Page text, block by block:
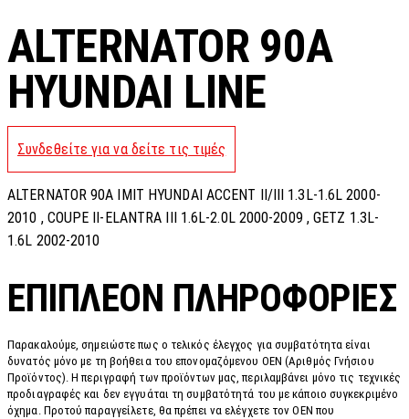
ALTERNATOR 90A
HYUNDAI LINE
Συνδεθείτε για να δείτε τις τιμές
ALTERNATOR 90A IMIT HYUNDAI ACCENT II/III 1.3L-1.6L 2000-
2010 , COUPE II-ELANTRA III 1.6L-2.0L 2000-2009 , GETZ 1.3L-
1.6L 2002-2010
ΕΠΙΠΛΈΟΝ ΠΛΗΡΟΦΟΡΊΕΣ
Παρακαλούμε, σημειώστε πως ο τελικός έλεγχος για συμβατότητα είναι
δυνατός μόνο με τη βοήθεια του επονομαζόμενου OEN (Αριθμός Γνήσιου
Προϊόντος). Η περιγραφή των προϊόντων μας, περιλαμβάνει μόνο τις τεχνικές
προδιαγραφές και δεν εγγυάται τη συμβατότητά του με κάποιο συγκεκριμένο
όχημα. Προτού παραγγείλετε, θα πρέπει να ελέγχετε τον OEN που